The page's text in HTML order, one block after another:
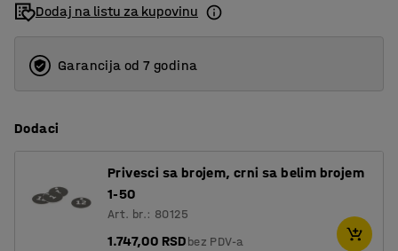
8
Dodaj na listu za kupovinu
Garancija od 7 godina
Dodaci
Privesci sa brojem, crni sa belim brojem
1-50
Art. br.: 80125
1.747,00 RSDbez PDV-a